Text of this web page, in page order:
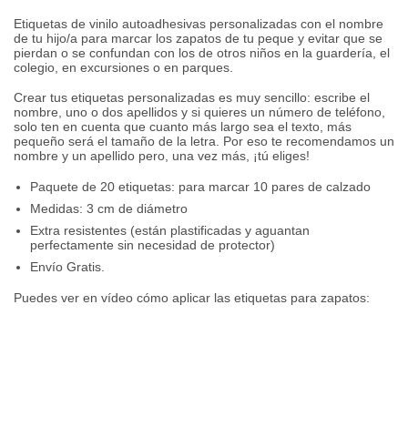
Etiquetas de vinilo autoadhesivas personalizadas con el nombre
de tu hijo/a para marcar los zapatos de tu peque y evitar que se
pierdan o se confundan con los de otros niños en la guardería, el
colegio, en excursiones o en parques.
Crear tus etiquetas personalizadas es muy sencillo: escribe el
nombre, uno o dos apellidos y si quieres un número de teléfono,
solo ten en cuenta que cuanto más largo sea el texto, más
pequeño será el tamaño de la letra. Por eso te recomendamos un
nombre y un apellido pero, una vez más, ¡tú eliges!
Paquete de 20 etiquetas: para marcar 10 pares de calzado
Medidas: 3 cm de diámetro
Extra resistentes (están plastificadas y aguantan
perfectamente sin necesidad de protector)
Envío Gratis.
Puedes ver en vídeo cómo aplicar las etiquetas para zapatos: